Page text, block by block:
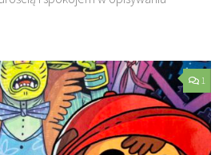
1